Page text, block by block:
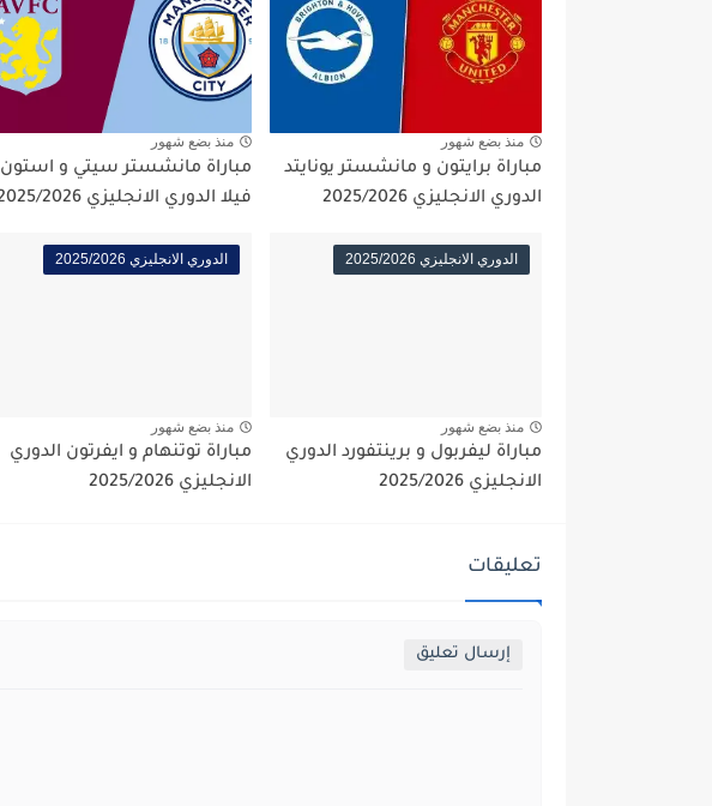
منذ بضع شهور
مباراة برايتون و مانشستر يونايتد
الدوري الانجليزي 2025/2026
منذ بضع شهور
مباراة مانشستر سيتي و استون
فيلا الدوري الانجليزي 2025/2026
الدوري الانجليزي 2025/2026
منذ بضع شهور
مباراة ليفربول و برينتفورد الدوري
الانجليزي 2025/2026
الدوري الانجليزي 2025/2026
منذ بضع شهور
مباراة توتنهام و ايفرتون الدوري
الانجليزي 2025/2026
تعليقات
إرسال تعليق